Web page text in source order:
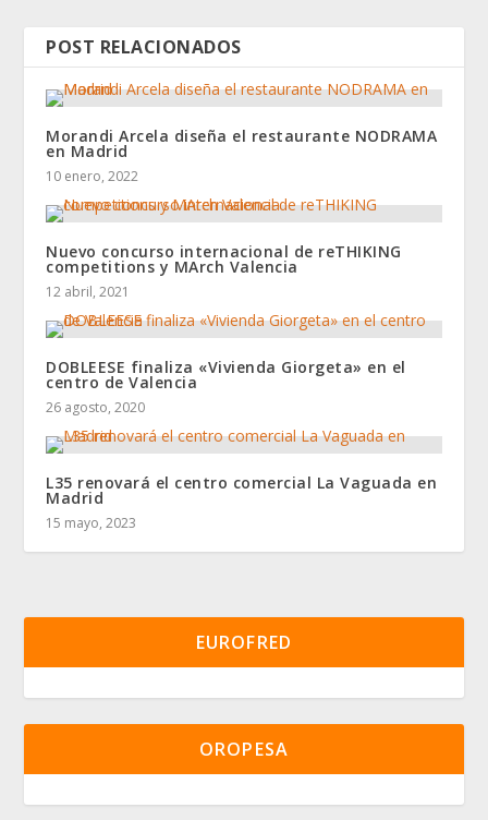
POST RELACIONADOS
Morandi Arcela diseña el restaurante NODRAMA
en Madrid
10 enero, 2022
Nuevo concurso internacional de reTHIKING
competitions y MArch Valencia
12 abril, 2021
DOBLEESE finaliza «Vivienda Giorgeta» en el
centro de Valencia
26 agosto, 2020
L35 renovará el centro comercial La Vaguada en
Madrid
15 mayo, 2023
EUROFRED
OROPESA